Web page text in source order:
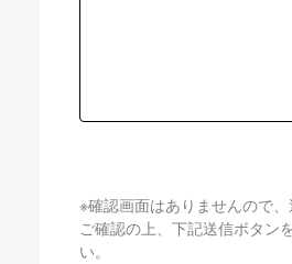
※確認画面はありませんので、
ご確認の上、下記送信ボタン
い。